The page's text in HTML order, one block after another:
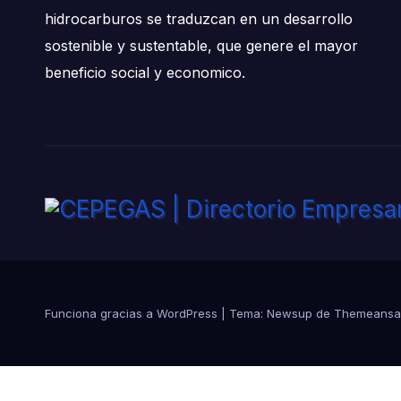
hidrocarburos se traduzcan en un desarrollo
sostenible y sustentable, que genere el mayor
beneficio social y economico.
Funciona gracias a WordPress Tema: Newsup de